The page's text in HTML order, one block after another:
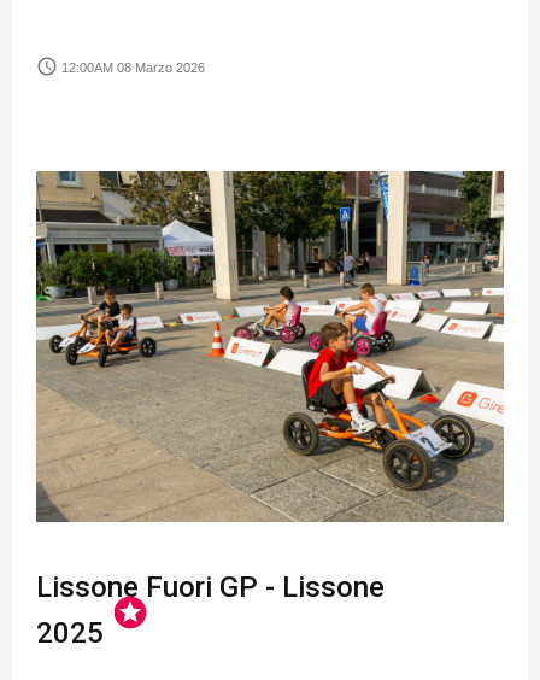
access_time 12:00AM 08 Marzo 2026
Lissone Fuori GP - Lissone
2025
stars